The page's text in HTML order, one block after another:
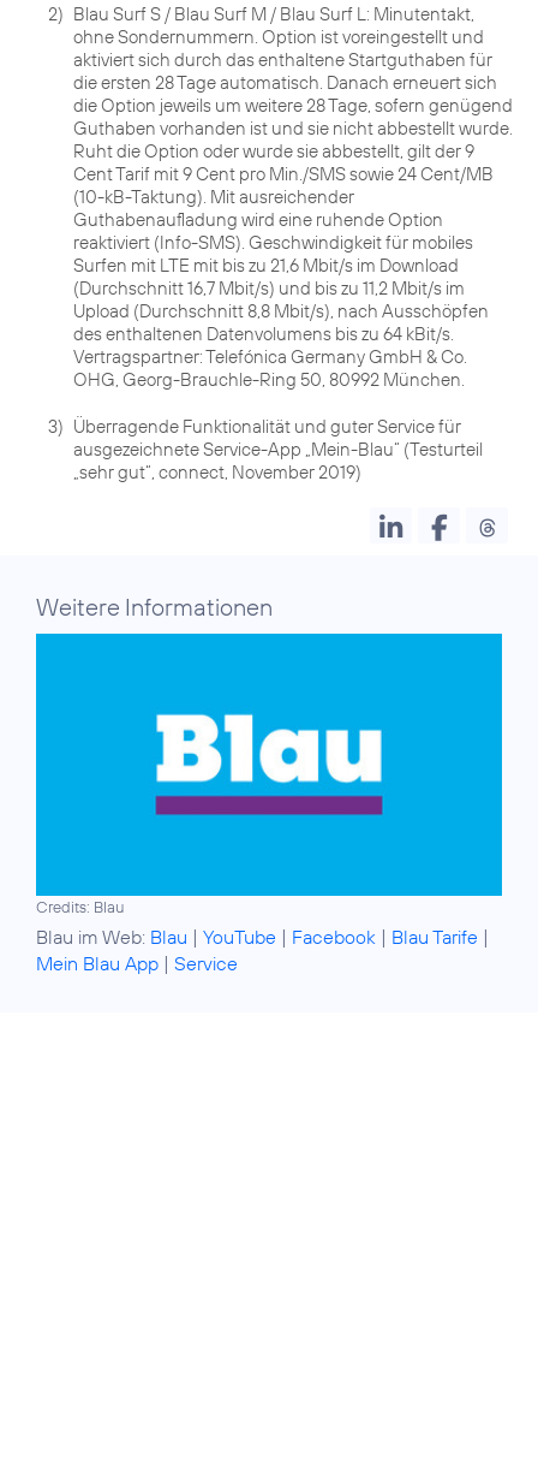
2) Blau Surf S / Blau Surf M / Blau Surf L: Minutentakt,
ohne Sondernummern. Option ist voreingestellt und
aktiviert sich durch das enthaltene Startguthaben für
die ersten 28 Tage automatisch. Danach erneuert sich
die Option jeweils um weitere 28 Tage, sofern genügend
Guthaben vorhanden ist und sie nicht abbestellt wurde.
Ruht die Option oder wurde sie abbestellt, gilt der 9
Cent Tarif mit 9 Cent pro Min./SMS sowie 24 Cent/MB
(10-kB-Taktung). Mit ausreichender
Guthabenaufladung wird eine ruhende Option
reaktiviert (Info-SMS). Geschwindigkeit für mobiles
Surfen mit LTE mit bis zu 21,6 Mbit/s im Download
(Durchschnitt 16,7 Mbit/s) und bis zu 11,2 Mbit/s im
Upload (Durchschnitt 8,8 Mbit/s), nach Ausschöpfen
des enthaltenen Datenvolumens bis zu 64 kBit/s.
Vertragspartner: Telefónica Germany GmbH & Co.
OHG, Georg-Brauchle-Ring 50, 80992 München.
3) Überragende Funktionalität und guter Service für
ausgezeichnete Service-App „Mein-Blau“ (Testurteil
Weitere Informationen
Credits: Blau
Blau im Web: Blau | YouTube | Facebook | Blau Tarife |
Mein Blau App | Service